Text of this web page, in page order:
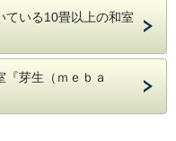
場食にてご用意いたし
は19時です。
ません。
典付！】
宿泊時）・人数・性
齢は、２歳未満とさせ
食希望時は、初期・中
ている10畳以上の和室
芽生（ｍｅｂａ